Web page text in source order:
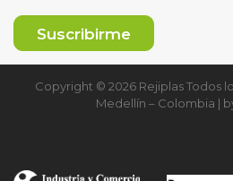
Copyright © 2026 Rejiplas Todos
Medellín – Colombia |